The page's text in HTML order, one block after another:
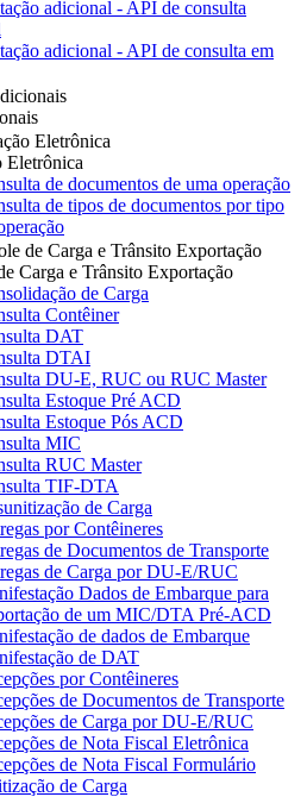
adicional - API de consulta
adicional - API de consulta em
Eletrônica
Eletrônica
de documentos de uma operação
de tipos de documentos por tipo
de Carga e Trânsito Exportação
Carga e Trânsito Exportação
de Carga
Contêiner
DAT
DTAI
DU-E, RUC ou RUC Master
Estoque Pré ACD
Estoque Pós ACD
MIC
RUC Master
TIF-DTA
de Carga
por Contêineres
de Documentos de Transporte
de Carga por DU-E/RUC
Dados de Embarque para
de um MIC/DTA Pré-ACD
de dados de Embarque
de DAT
por Contêineres
de Documentos de Transporte
de Carga por DU-E/RUC
de Nota Fiscal Eletrônica
de Nota Fiscal Formulário
de Carga